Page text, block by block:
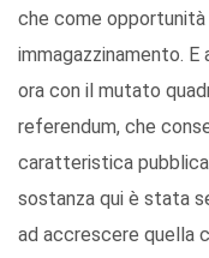
che come opportunità
immagazzinamento.
ora con il mutato
referendum, che
caratteristica pubblica
sostanza qui è stata
ad accrescere quella